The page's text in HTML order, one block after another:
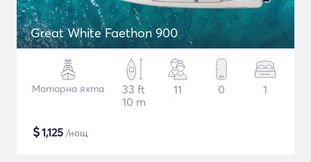
Great White Faethon 900
Моторна яхта
33 ft
10 m
11 0 1
$1,125 /нощ